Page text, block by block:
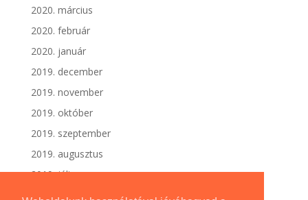
2020. március
2020. február
2020. január
2019. december
2019. november
2019. október
2019. szeptember
2019. augusztus
2019. július
2019. június